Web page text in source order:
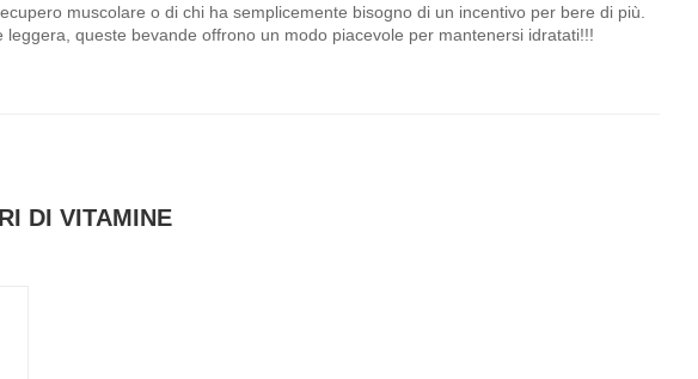
muscolare o di chi ha semplicemente bisogno di un incentivo per bere di più.
queste bevande offrono un modo piacevole per mantenersi idratati!!!
DI VITAMINE